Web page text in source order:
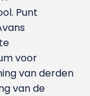
Punt
voor
van derden
van de